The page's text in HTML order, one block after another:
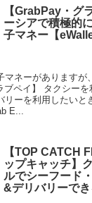
【GrabPay・グ
ーシアで積極的
子マネー【
マネーがありますが
ブペイ】 タクシー
リーを利用したいと
E...
【TOP CATCH
ップキャッチ】
ルでシーフード
&デリバリーで